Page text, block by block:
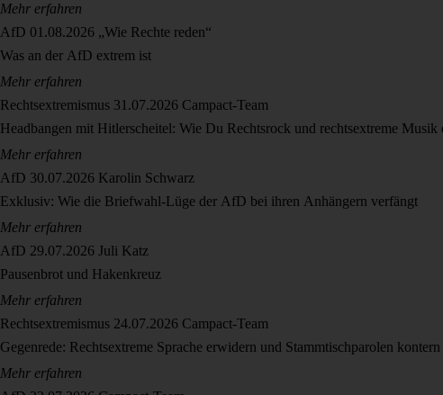
Mehr erfahren
AfD 01.08.2026 „Wie Rechte reden“
Was an der AfD extrem ist
Mehr erfahren
Rechtsextremismus 31.07.2026 Campact-Team
Headbangen mit Hitlerscheitel: Wie Du Rechtsrock und rechtsextreme Musik
Mehr erfahren
AfD 30.07.2026 Karolin Schwarz
Exklusiv: Wie die Briefwahl-Lüge der AfD bei ihren Anhängern verfängt
Mehr erfahren
AfD 29.07.2026 Juli Katz
Pausenbrot und Hakenkreuz
Mehr erfahren
Rechtsextremismus 24.07.2026 Campact-Team
Gegenrede: Rechtsextreme Sprache erwidern und Stammtischparolen kontern
Mehr erfahren